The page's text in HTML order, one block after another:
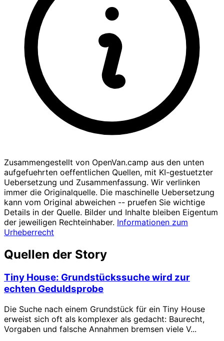
Zusammengestellt von OpenVan.camp aus den unten
aufgefuehrten oeffentlichen Quellen, mit KI-gestuetzter
Uebersetzung und Zusammenfassung. Wir verlinken
immer die Originalquelle. Die maschinelle Uebersetzung
kann vom Original abweichen -- pruefen Sie wichtige
Details in der Quelle. Bilder und Inhalte bleiben Eigentum
der jeweiligen Rechteinhaber. Informationen zum
Urheberrecht
Quellen der Story
Tiny House: Grundstückssuche wird zur
echten Geduldsprobe
Die Suche nach einem Grundstück für ein Tiny House
erweist sich oft als komplexer als gedacht: Baurecht,
Vorgaben und falsche Annahmen bremsen viele V...